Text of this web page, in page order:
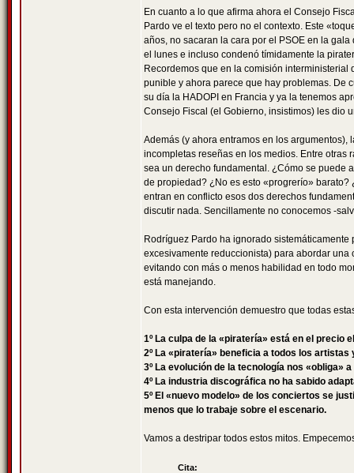
En cuanto a lo que afirma ahora el Consejo
Pardo ve el texto pero no el contexto. Este
años, no sacaran la cara por el PSOE en la
el lunes e incluso condenó tímidamente la
Recordemos que en la comisión
punible y ahora parece que hay problemas. De
su día la HADOPI en Francia y ya la tenemos
Consejo Fiscal (el Gobierno, insistimos) les dio
Además (y ahora entramos en los
incompletas reseñas en los medios. Entre
sea un derecho fundamental. ¿Cómo se puede
de propiedad? ¿No es esto «progrerío»
entran en conflicto esos dos derechos
discutir nada. Sencillamente no conocemos -
Rodríguez Pardo ha ignorado
excesivamente reduccionista) para abordar
evitando con más o menos habilidad en todo
está manejando.
Con esta intervención demuestro que todas
1º La culpa de la «piratería» está en el precio
2º La «piratería» beneficia a todos los
3º La evolución de la tecnología nos
4º La industria discográfica no ha sabido
5º El «nuevo modelo» de los conciertos se
menos que lo trabaje sobre el escenario.
Vamos a destripar todos estos mitos.
Cita: